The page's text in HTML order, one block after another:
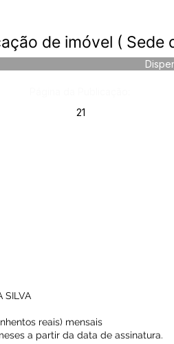
de imóvel ( Sede
21
SILVA
reais) mensais
a partir da data de assinatura.